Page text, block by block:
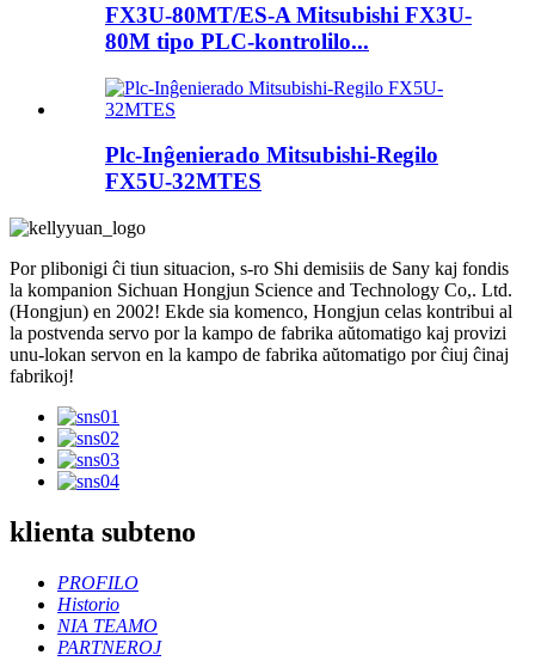
FX3U-80MT/ES-A Mitsubishi FX3U-
80M tipo PLC-kontrolilo...
Plc-Inĝenierado Mitsubishi-Regilo
FX5U-32MTES
Por plibonigi ĉi tiun situacion, s-ro Shi demisiis de Sany kaj fondis
la kompanion Sichuan Hongjun Science and Technology Co,. Ltd.
(Hongjun) en 2002! Ekde sia komenco, Hongjun celas kontribui al
la postvenda servo por la kampo de fabrika aŭtomatigo kaj provizi
unu-lokan servon en la kampo de fabrika aŭtomatigo por ĉiuj ĉinaj
fabrikoj!
klienta subteno
PROFILO
Historio
NIA TEAMO
PARTNEROJ